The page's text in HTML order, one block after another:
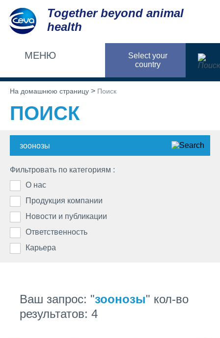
Together beyond animal
health
Select your
country
МЕНЮ
О НАС
О компании
Сева Санте Анималь в России
Наша миссия
Сева Санте Анималь в мире
ПРОДУКЦИЯ КОМПАНИИ
Список препаратов
Птицеводство
Свиноводство
Домашние животные
НОВОСТИ И ПУБЛИКАЦИИ
Новости
Публикации
ОТВЕТСТВЕННОСТЬ
Сотрудничество для защиты общественного
здоровья
Накормим планету
КАРЬЕРА
Вакансии в группе Сева
КОНТАКТЫ
На домашнюю страницу > Поиск
ПОИСК
Фильтровать по категориям :
О нас
Продукция компании
Новости и публикации
Ответственность
Карьера
Ваш запрос: "зоонозы" кол-во
результатов: 4